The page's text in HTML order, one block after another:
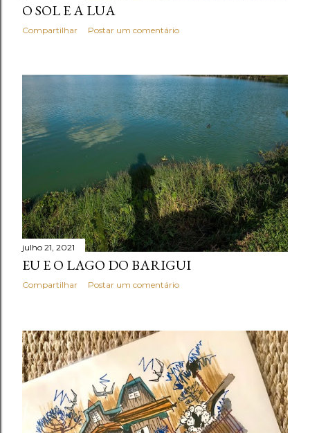
O SOL E A LUA
Compartilhar Postar um comentário
julho 21, 2021
EU E O LAGO DO BARIGUI
Compartilhar Postar um comentário